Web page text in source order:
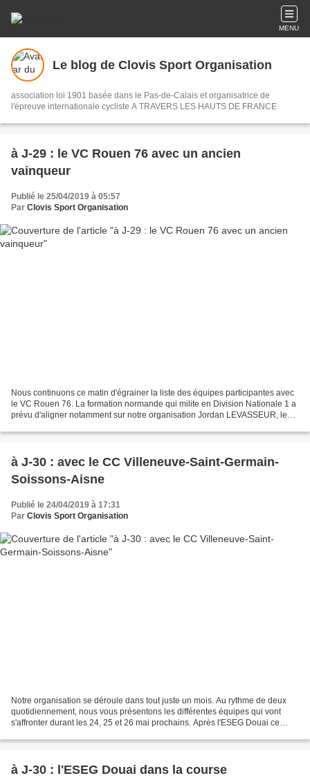
MENU
Le blog de Clovis Sport Organisation
association loi 1901 basée dans le Pas-de-Calais et organisatrice de
l'épreuve internationale cycliste A TRAVERS LES HAUTS DE FRANCE
à J-29 : le VC Rouen 76 avec un ancien
vainqueur
Publié le 25/04/2019 à 05:57
Par Clovis Sport Organisation
Nous continuons ce matin d'égrainer la liste des équipes participantes avec
le VC Rouen 76. La formation normande qui milite en Division Nationale 1 a
prévu d'aligner notamment sur notre organisation Jordan LEVASSEUR, le
à J-30 : avec le CC Villeneuve-Saint-Germain-
Soissons-Aisne
Publié le 24/04/2019 à 17:31
Par Clovis Sport Organisation
Notre organisation se déroule dans tout juste un mois. Au rythme de deux
quotidiennement, nous vous présentons les différentes équipes qui vont
s'affronter durant les 24, 25 et 26 mai prochains. Après l'ESEG Douai ce
à J-30 : l'ESEG Douai dans la course